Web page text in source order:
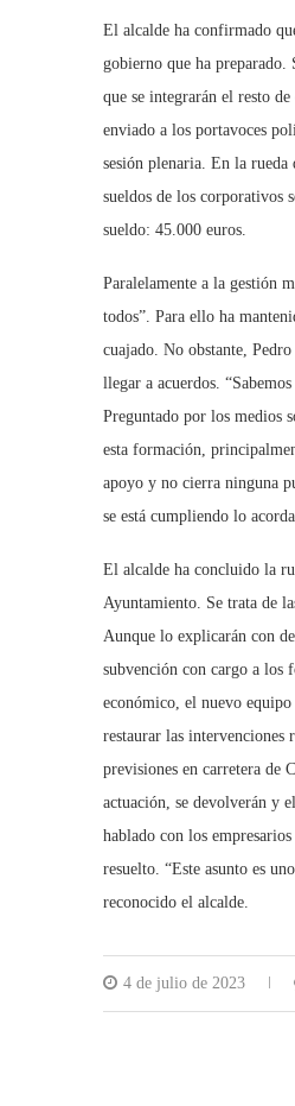
El alcalde ha confirmado
gobierno que ha
que se integrarán el resto
enviado a los portavoces
sesión plenaria. En la rueda
sueldos de los corporativos
sueldo: 45.000 euros.
Paralelamente a la gestión
todos”. Para ello ha
cuajado. No obstante,
llegar a acuerdos.
Preguntado por los medios
esta formación,
apoyo y no cierra ninguna
se está cumpliendo lo
El alcalde ha concluido la
Ayuntamiento. Se trata de
Aunque lo explicarán con
subvención con cargo a los
económico, el nuevo
restaurar las intervenciones
previsiones en carretera de
actuación, se devolverán y
hablado con los
resuelto. “Este asunto es
reconocido el alcalde.
4 de julio de 2023